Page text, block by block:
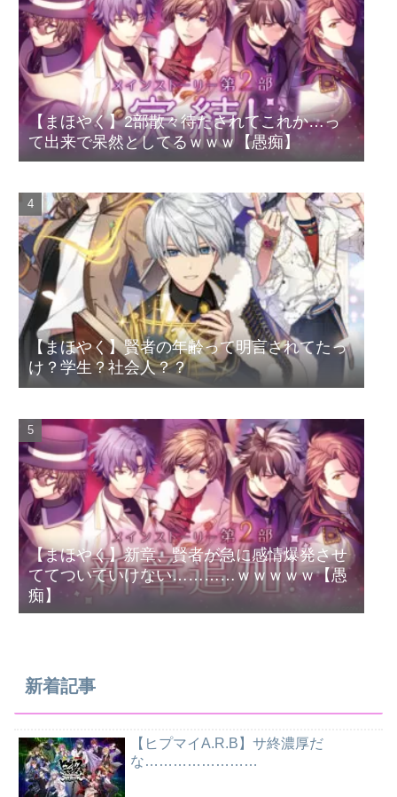
【まほやく】2部散々待たされてこれか…っ
て出来で呆然としてるｗｗｗ【愚痴】
【まほやく】賢者の年齢って明言されてたっ
け？学生？社会人？？
【まほやく】新章、賢者が急に感情爆発させ
ててついていけない…………ｗｗｗｗｗ【愚
痴】
新着記事
【ヒプマイA.R.B】サ終濃厚だ
な……………………